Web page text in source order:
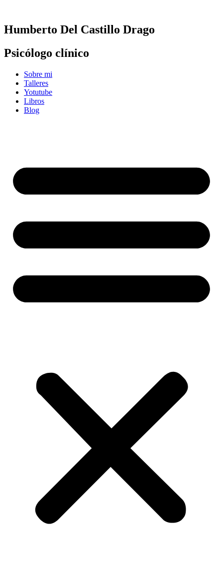
contenido
Humberto Del Castillo Drago
Psicólogo clínico
Sobre mi
Talleres
Yotutube
Libros
Blog